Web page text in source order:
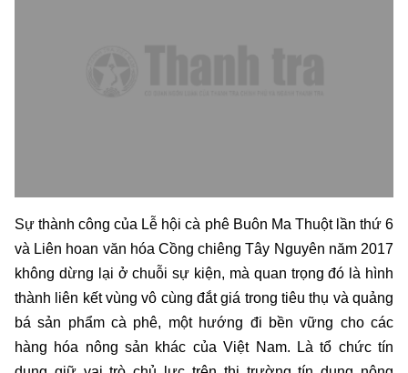
Sự thành công của Lễ hội cà phê Buôn Ma Thuột lần thứ 6
và Liên hoan văn hóa Cồng chiêng Tây Nguyên năm 2017
không dừng lại ở chuỗi sự kiện, mà quan trọng đó là hình
thành liên kết vùng vô cùng đắt giá trong tiêu thụ và quảng
bá sản phẩm cà phê, một hướng đi bền vững cho các
hàng hóa nông sản khác của Việt Nam. Là tổ chức tín